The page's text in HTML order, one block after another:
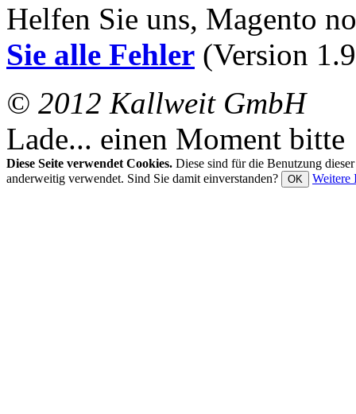
Helfen Sie uns, Magento
Sie alle Fehler (Version
© 2012 Kallweit GmbH
Lade... einen Moment bitte
Diese Seite verwendet Cookies. Diese sind für die Benutzung
anderweitig verwendet. Sind Sie damit einverstanden?
OK Weitere